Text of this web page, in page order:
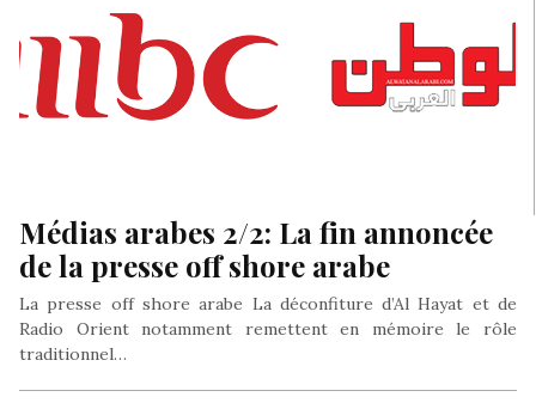
Médias arabes 2/2: La fin annoncée
de la presse off shore arabe
La presse off shore arabe La déconfiture d’Al Hayat et de
Radio Orient notamment remettent en mémoire le rôle
traditionnel…